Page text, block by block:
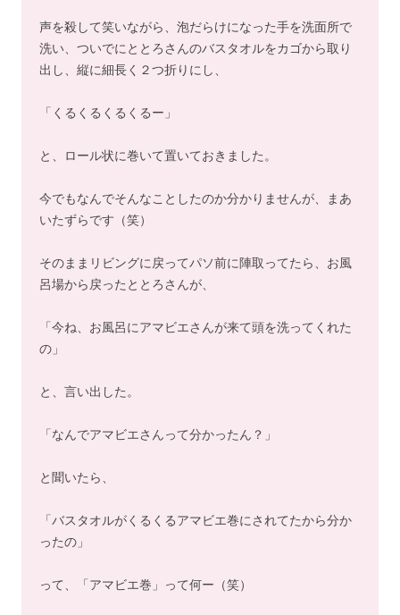
声を殺して笑いながら、泡だらけになった手を洗面所で
洗い、ついでにととろさんのバスタオルをカゴから取り
出し、縦に細長く２つ折りにし、
「くるくるくるくるー」
と、ロール状に巻いて置いておきました。
今でもなんでそんなことしたのか分かりませんが、まあ
いたずらです（笑）
そのままリビングに戻ってパソ前に陣取ってたら、お風
呂場から戻ったととろさんが、
「今ね、お風呂にアマビエさんが来て頭を洗ってくれた
の」
と、言い出した。
「なんでアマビエさんって分かったん？」
と聞いたら、
「バスタオルがくるくるアマビエ巻にされてたから分か
ったの」
って、「アマビエ巻」って何ー（笑）